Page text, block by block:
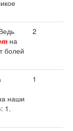
на
болей
2
наши
1.
1